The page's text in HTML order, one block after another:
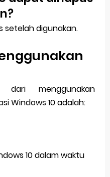
setelah digunakan.
dari menggunakan
Windows 10 adalah:
10 dalam waktu